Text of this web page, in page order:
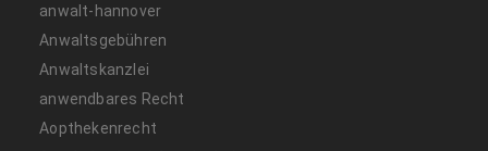
anwalt-hannover
Anwaltsgebühren
Anwaltskanzlei
anwendbares Recht
Aopthekenrecht